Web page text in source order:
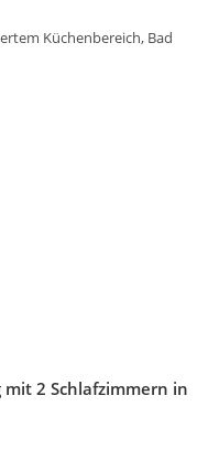
Küchenbereich, Bad
2 Schlafzimmern in